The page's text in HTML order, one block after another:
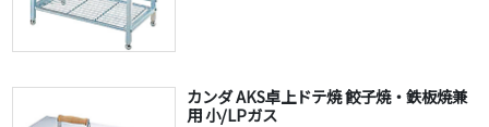
カンダ AKS卓上ドテ焼 餃子焼・鉄板焼兼
用 小/LPガス